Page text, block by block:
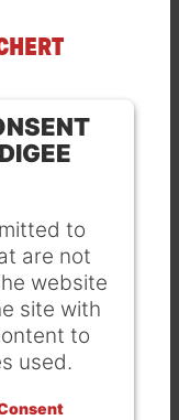
to
are not
website
site with
to
used.